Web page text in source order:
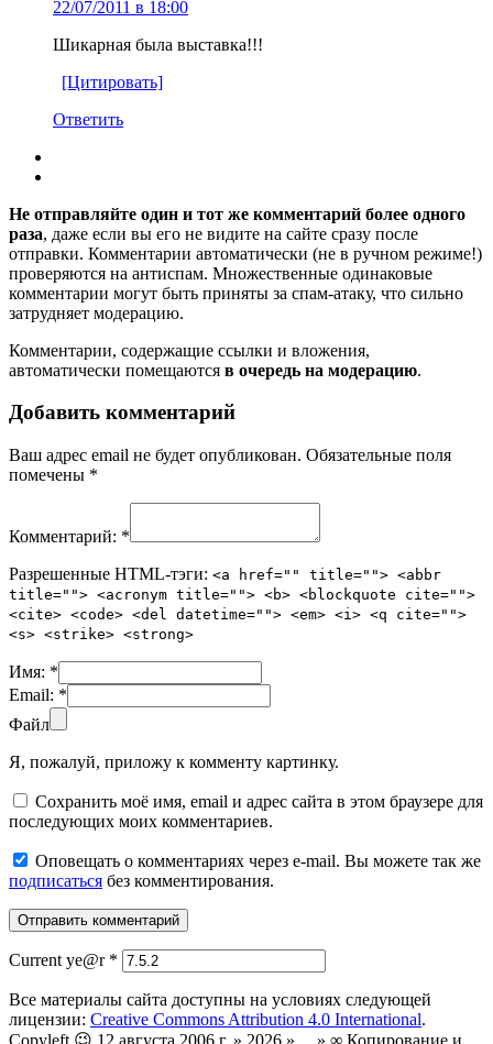
22/07/2011 в 18:00
Шикарная была выставка!!!
[Цитировать]
Ответить
Не отправляйте один и тот же комментарий более одного
раза, даже если вы его не видите на сайте сразу после
отправки. Комментарии автоматически (не в ручном режиме!)
проверяются на антиспам. Множественные одинаковые
комментарии могут быть приняты за спам-атаку, что сильно
затрудняет модерацию.
Комментарии, содержащие ссылки и вложения,
автоматически помещаются в очередь на модерацию.
Добавить комментарий
Ваш адрес email не будет опубликован. Обязательные поля
помечены *
Комментарий: *
Разрешенные HTML-тэги: <a href="" title=""> <abbr
title=""> <acronym title=""> <b> <blockquote cite="">
<cite> <code> <del datetime=""> <em> <i> <q cite="">
<s> <strike> <strong>
Имя: *
Email: *
Файл
Я, пожалуй, приложу к комменту картинку.
Сохранить моё имя, email и адрес сайта в этом браузере для
последующих моих комментариев.
Оповещать о комментариях через e-mail. Вы можете так же
подписаться без комментирования.
Current ye@r *
Все материалы сайта доступны на условиях следующей
лицензии: Creative Commons Attribution 4.0 International.
Copyleft 😉 12 августа 2006 г. » 2026 » ... » ∞ Копирование и